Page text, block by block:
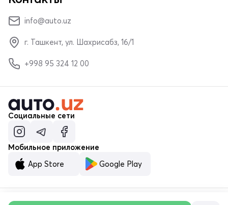
info@auto.uz
г. Ташкент, ул. Шахрисабз, 16/1
+998 95 324 12 00
Социальные сети
Мобильное приложение
App Store
Google Play